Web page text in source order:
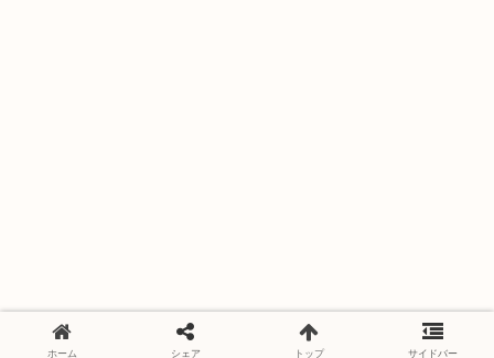
ホーム シェア トップ サイドバー